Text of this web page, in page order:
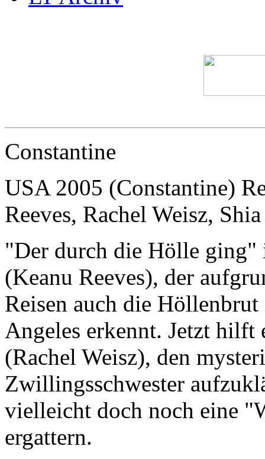
Constantine
USA 2005 (Constantine)
Reeves, Rachel Weisz,
"Der durch die Hölle ging"
(Keanu Reeves), der
Reisen auch die
Angeles erkennt. Jetzt
(Rachel Weisz), den
Zwillingsschwester
vielleicht doch noch eine
ergattern.